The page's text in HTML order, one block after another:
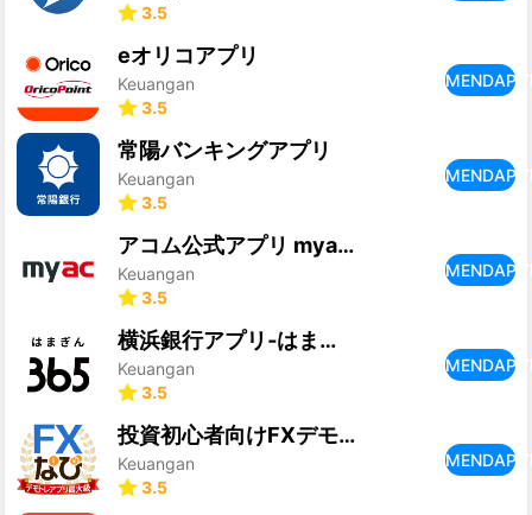
3.5
eオリコアプリ
Keuangan
3.5
常陽バンキングアプリ
Keuangan
3.5
アコム公式アプリ myac カードローン・クレジットカード
Keuangan
3.5
横浜銀行アプリ‐はまぎん365（サンロクゴ）‐
Keuangan
3.5
投資初心者向けFXデモトレードの投資ゲーム-FXなび
Keuangan
3.5